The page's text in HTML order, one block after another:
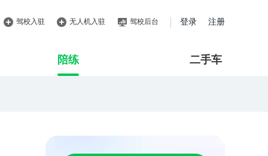
驾校入驻 无人机入驻 驾校后台 登录 注册
陪练 二手车